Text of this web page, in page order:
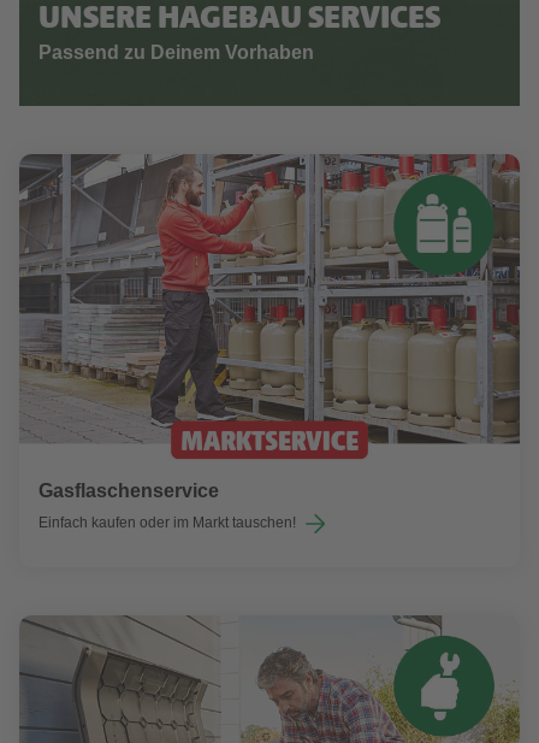
UNSERE HAGEBAU SERVICES
Passend zu Deinem Vorhaben
Gasflaschenservice
Einfach kaufen oder im Markt tauschen!